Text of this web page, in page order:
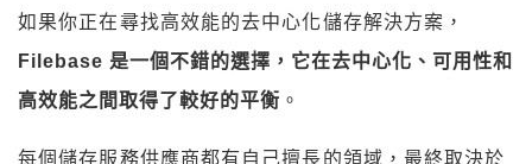
如果你正在尋找高效能的去中心化儲存解決方案，
Filebase 是一個不錯的選擇，它在去中心化、可用性和
高效能之間取得了較好的平衡 。
每個儲存服務供應商都有自己擅長的領域，最終取決於